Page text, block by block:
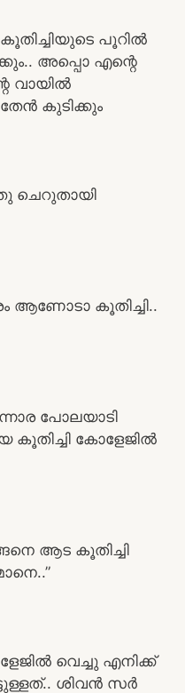
പൂറിൽ
അപ്പൊ എന്റെ
വായിൽ
കുടിക്കും
ചെറുതായി
ആണോടാ കൂതിച്ചി..
പോലയാടി
കൂതിച്ചി കോളേജിൽ
ആട കൂതിച്ചി
വെച്ചു എനിക്ക്
ശിവൻ സർ